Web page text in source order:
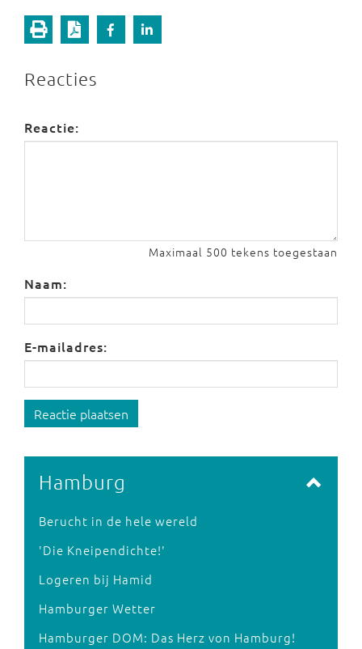
Reacties
Reactie:
Maximaal 500 tekens toegestaan
Naam:
E-mailadres:
Reactie plaatsen
Hamburg
Berucht in de hele wereld
'Die Kneipendichte!'
Logeren bij Hamid
Hamburger Wetter
Hamburger DOM: Das Herz von Hamburg!